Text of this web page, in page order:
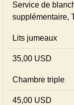
Service de
supplémentaire,
Lits jumeaux
35,00 USD
Chambre triple
45,00 USD